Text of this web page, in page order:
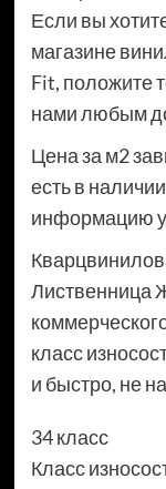
Если вы
магазине
Fit, положите
нами любым
Цена за м2
есть в
информацию
Лиственница
класс
и быстро, не
34 класс
Класс